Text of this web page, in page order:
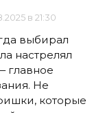
в 21:30
выбирал
настрелял
главное
Не
которые